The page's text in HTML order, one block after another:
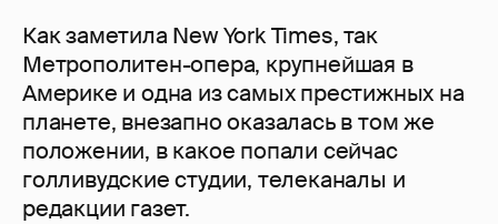
Как заметила New York Times, так
Метрополитен-опера, крупнейшая в
Америке и одна из самых престижных на
планете, внезапно оказалась в том же
положении, в какое попали сейчас
голливудские студии, телеканалы и
редакции газет.